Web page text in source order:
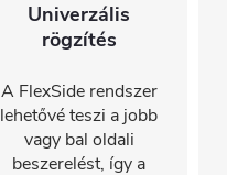
Univerzális
rögzítés
A FlexSide rendszer
lehetővé teszi a jobb
vagy bal oldali
beszerelést, így a